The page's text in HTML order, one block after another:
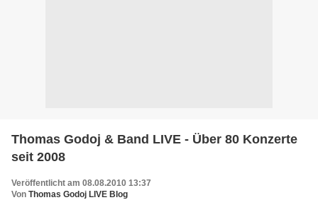
Thomas Godoj & Band LIVE - Über 80 Konzerte
seit 2008
Veröffentlicht am 08.08.2010 13:37
Von Thomas Godoj LIVE Blog